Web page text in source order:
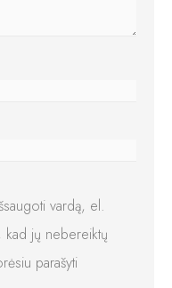
vardą, el.
kad jų nebereiktų
parašyti